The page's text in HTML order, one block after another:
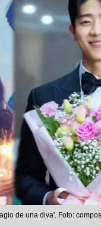
de una diva'. Foto: